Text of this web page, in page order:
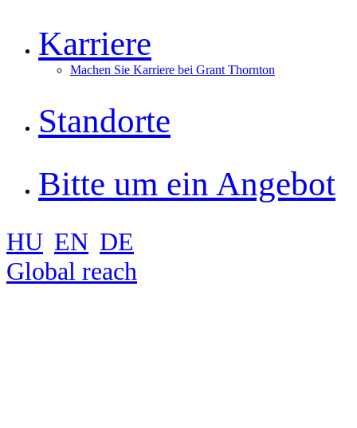
Karriere
Machen Sie Karriere bei Grant Thornton
Standorte
Bitte um ein Angebot
HU EN DE
Global reach